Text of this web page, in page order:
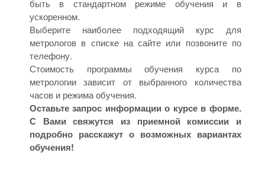
быть в стандартном режиме обучения и в
ускоренном.
Выберите наиболее подходящий курс для
метрологов в списке на сайте или позвоните по
телефону.
Стоимость программы обучения курса по
метрологии зависит от выбранного количества
часов и режима обучения.
Оставьте запрос информации о курсе в форме.
С Вами свяжутся из приемной комиссии и
подробно расскажут о возможных вариантах
обучения!